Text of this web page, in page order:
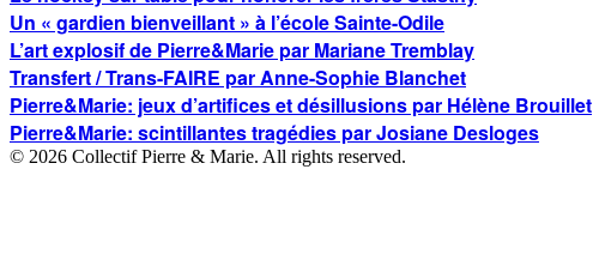
Un « gardien bienveillant » à l’école Sainte-Odile
L’art explosif de Pierre&Marie par Mariane Tremblay
Transfert / Trans-FAIRE par Anne-Sophie Blanchet
Pierre&Marie: jeux d’artifices et désillusions par Hélène Brouillet
Pierre&Marie: scintillantes tragédies par Josiane Desloges
© 2026 Collectif Pierre & Marie. All rights reserved.